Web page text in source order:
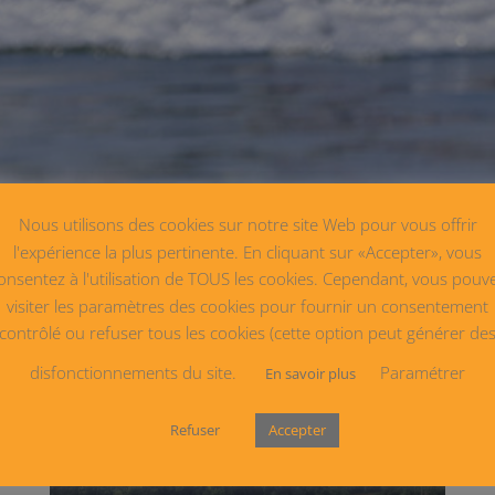
Nous utilisons des cookies sur notre site Web pour vous offrir
l'expérience la plus pertinente. En cliquant sur «Accepter», vous
à l'utilisation de TOUS les cookies. Cependant, vous
visiter les paramètres des cookies pour fournir un consentement
contrôlé ou refuser tous les cookies (cette option peut générer des
disfonctionnements du site.
En savoir plus Paramétrer
Refuser Accepter